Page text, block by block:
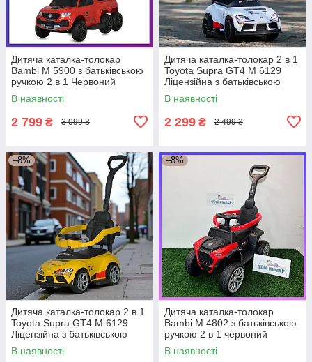
Дитяча каталка-толокар
Bambi M 5900 з батьківською
ручкою 2 в 1 Червоний
В наявності
2 799 ₴ 3 099 ₴
Дитяча каталка-толокар 2 в 1
Toyota Supra GT4 M 6129
Ліцензійна з батьківською
ручкою Білий
В наявності
2 299 ₴ 2 499 ₴
–8%
Дитяча каталка-толокар 2 в 1
Toyota Supra GT4 M 6129
Ліцензійна з батьківською
ручкою Жовтий
В наявності
–8%
Дитяча каталка-толокар
Bambi М 4802 з батьківською
ручкою 2 в 1 червоний
В наявності